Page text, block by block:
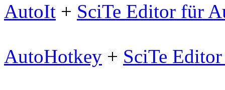
AutoIt + SciTe Editor für
AutoHotkey + SciTe